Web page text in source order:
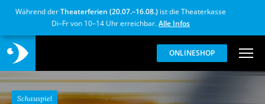
Während derTheaterferien (20.07.–16.08.) ist die Theaterkasse
Di–Fr von 10–14 Uhr erreichbar.Alle Infos
ONLINESHOP
Schauspiel